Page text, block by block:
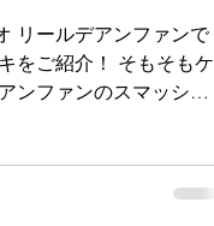
リールデアンファンで
をご紹介！ そもそもケ
ンファンのスマッシュ